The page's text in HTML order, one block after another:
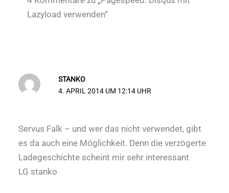
Lazyload verwenden“
STANKO
4. APRIL 2014 UM 12:14 UHR
Servus Falk – und wer das nicht verwendet, gibt
es da auch eine Möglichkeit. Denn die verzögerte
Ladegeschichte scheint mir sehr interessant
LG stanko